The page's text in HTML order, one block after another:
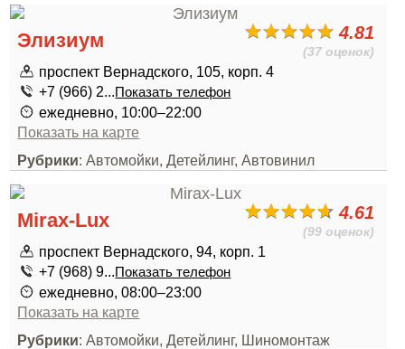
4.81
(37 оценок)
Элизиум
проспект Вернадского, 105, корп. 4
+7 (966) 2...Показать телефон
ежедневно, 10:00–22:00
Показать на карте
Рубрики: Автомойки, Детейлинг, Автовинил
4.61
(99 оценок)
Mirax-Lux
проспект Вернадского, 94, корп. 1
+7 (968) 9...Показать телефон
ежедневно, 08:00–23:00
Показать на карте
Рубрики: Автомойки, Детейлинг, Шиномонтаж